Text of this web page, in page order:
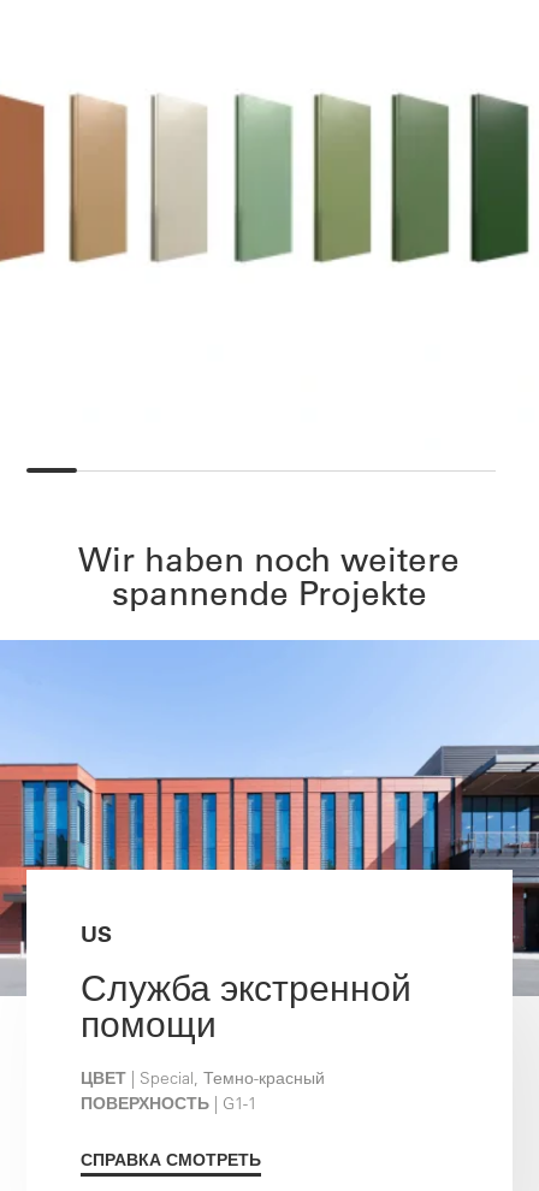
Wir haben noch weitere
spannende Projekte
US
Служба экстренной
помощи
ЦВЕТ | Special, Темно-красный
ПОВЕРХНОСТЬ | G1-1
СПРАВКА СМОТРЕТЬ